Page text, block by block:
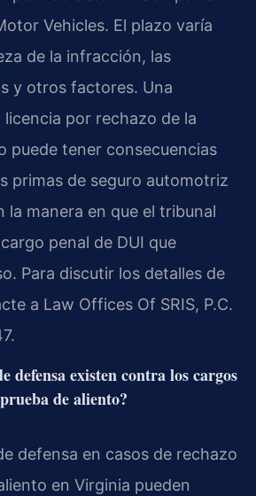
Vehicles. El plazo varía
de la infracción, las
y otros factores. Una
licencia por rechazo de la
puede tener consecuencias
primas de seguro automotriz
la manera en que el tribunal
penal de DUI que
Para discutir los detalles de
a Law Offices Of SRIS, P.C.
defensa existen contra los cargos
de aliento?
defensa en casos de rechazo
en Virginia pueden